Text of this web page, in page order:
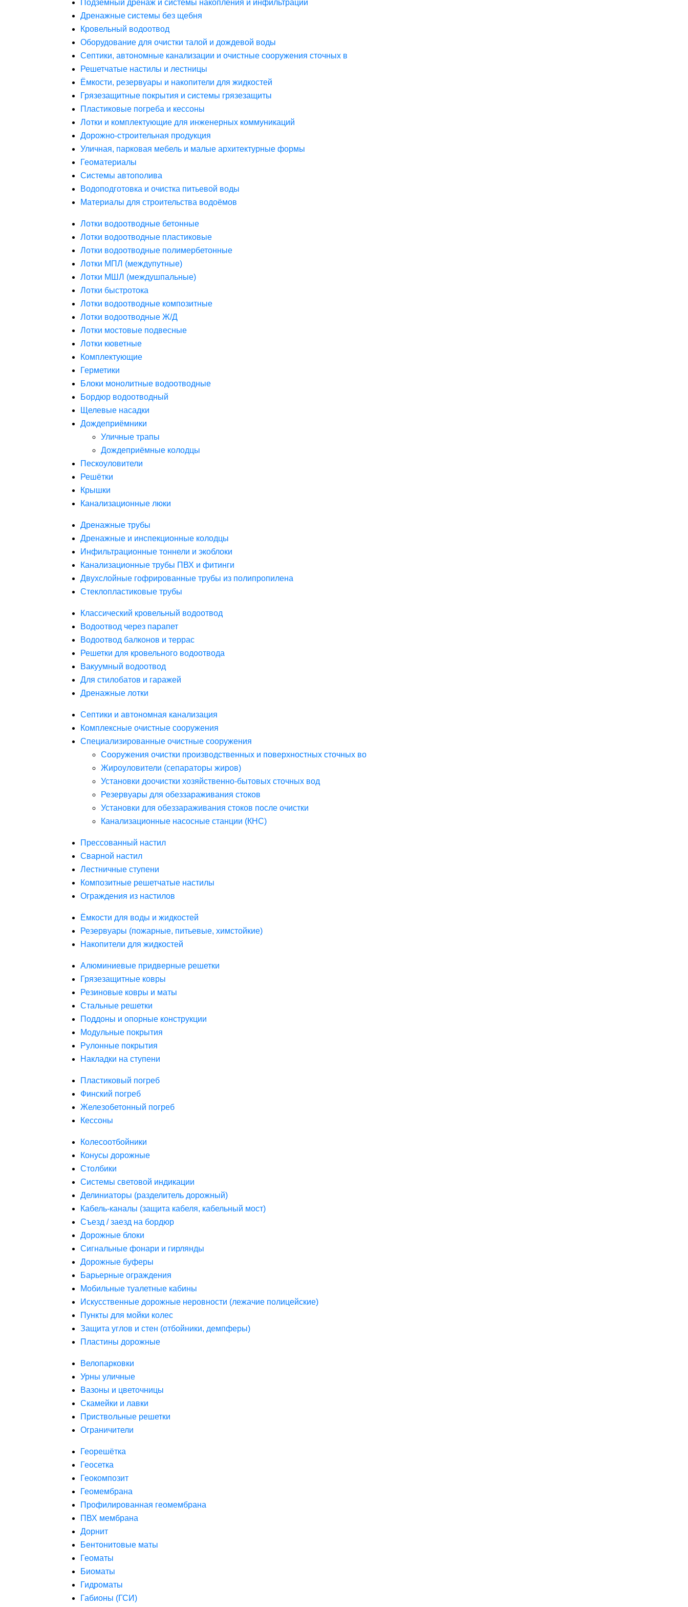
Подземный дренаж и системы накопления и инфильтрации
Дренажные системы без щебня
Кровельный водоотвод
Оборудование для очистки талой и дождевой воды
Септики, автономные канализации и очистные сооружения сточных в
Решетчатые настилы и лестницы
Ёмкости, резервуары и накопители для жидкостей
Грязезащитные покрытия и системы грязезащиты
Пластиковые погреба и кессоны
Лотки и комплектующие для инженерных коммуникаций
Дорожно-строительная продукция
Уличная, парковая мебель и малые архитектурные формы
Геоматериалы
Системы автополива
Водоподготовка и очистка питьевой воды
Материалы для строительства водоёмов
Лотки водоотводные бетонные
Лотки водоотводные пластиковые
Лотки водоотводные полимербетонные
Лотки МПЛ (междупутные)
Лотки МШЛ (междушпальные)
Лотки быстротока
Лотки водоотводные композитные
Лотки водоотводные Ж/Д
Лотки мостовые подвесные
Лотки кюветные
Комплектующие
Герметики
Блоки монолитные водоотводные
Бордюр водоотводный
Щелевые насадки
Дождеприёмники
Уличные трапы
Дождеприёмные колодцы
Пескоуловители
Решётки
Крышки
Канализационные люки
Дренажные трубы
Дренажные и инспекционные колодцы
Инфильтрационные тоннели и экоблоки
Канализационные трубы ПВХ и фитинги
Двухслойные гофрированные трубы из полипропилена
Стеклопластиковые трубы
Классический кровельный водоотвод
Водоотвод через парапет
Водоотвод балконов и террас
Решетки для кровельного водоотвода
Вакуумный водоотвод
Для стилобатов и гаражей
Дренажные лотки
Септики и автономная канализация
Комплексные очистные сооружения
Специализированные очистные сооружения
Сооружения очистки производственных и поверхностных сточных во
Жироуловители (сепараторы жиров)
Установки доочистки хозяйственно-бытовых сточных вод
Резервуары для обеззараживания стоков
Установки для обеззараживания стоков после очистки
Канализационные насосные станции (КНС)
Прессованный настил
Сварной настил
Лестничные ступени
Композитные решетчатые настилы
Ограждения из настилов
Ёмкости для воды и жидкостей
Резервуары (пожарные, питьевые, химстойкие)
Накопители для жидкостей
Алюминиевые придверные решетки
Грязезащитные ковры
Резиновые ковры и маты
Стальные решетки
Поддоны и опорные конструкции
Модульные покрытия
Рулонные покрытия
Накладки на ступени
Пластиковый погреб
Финский погреб
Железобетонный погреб
Кессоны
Колесоотбойники
Конусы дорожные
Столбики
Системы световой индикации
Делиниаторы (разделитель дорожный)
Кабель-каналы (защита кабеля, кабельный мост)
Съезд / заезд на бордюр
Дорожные блоки
Сигнальные фонари и гирлянды
Дорожные буферы
Барьерные ограждения
Мобильные туалетные кабины
Искусственные дорожные неровности (лежачие полицейские)
Пункты для мойки колес
Защита углов и стен (отбойники, демпферы)
Пластины дорожные
Велопарковки
Урны уличные
Вазоны и цветочницы
Скамейки и лавки
Приствольные решетки
Ограничители
Георешётка
Геосетка
Геокомпозит
Геомембрана
Профилированная геомембрана
ПВХ мембрана
Дорнит
Бентонитовые маты
Геоматы
Биоматы
Гидроматы
Габионы (ГСИ)